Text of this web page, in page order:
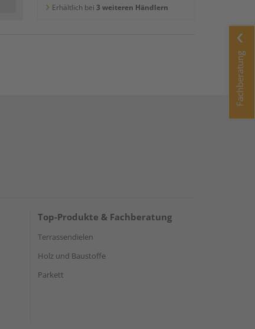
Erhältlich bei 3 weiteren Händlern
Fachberatung
Top-Produkte & Fachberatung
Terrassendielen
Holz und Baustoffe
Parkett